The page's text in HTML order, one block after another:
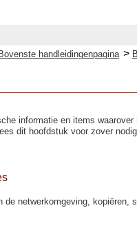
Bovenste handleidingenpagina >
informatie en items
dit hoofdstuk voor zover
netwerkomgeving, kopiëren,